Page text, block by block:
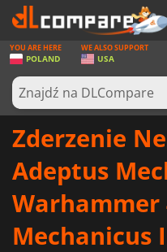
GRY
KARTY DO GIER
OPROGRAMOWANIE
SPRZĘT KOMPUTEROWY
YOU ARE HERE
POLAND
WE ALSO SUPPORT
USA
Zderzenie
Adeptus
Warhammer
Mechanicus